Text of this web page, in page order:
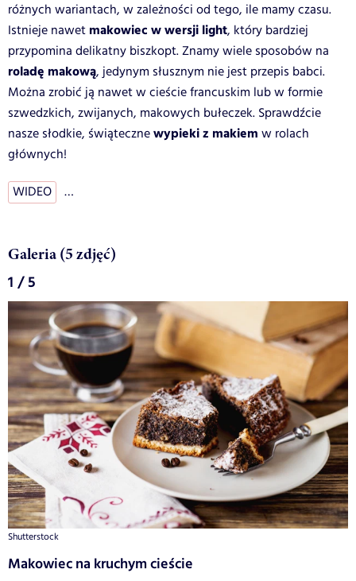
różnych wariantach, w zależności od tego, ile mamy czasu.
Istnieje nawet makowiec w wersji light, który bardziej
przypomina delikatny biszkopt. Znamy wiele sposobów na
roladę makową, jedynym słusznym nie jest przepis babci.
Można zrobić ją nawet w cieście francuskim lub w formie
szwedzkich, zwijanych, makowych bułeczek. Sprawdźcie
nasze słodkie, świątecznewypieki z makiem w rolach
głównych!
WIDEO …
Galeria (5 zdjęć)
1 / 5
Shutterstock
Makowiec na kruchym cieście